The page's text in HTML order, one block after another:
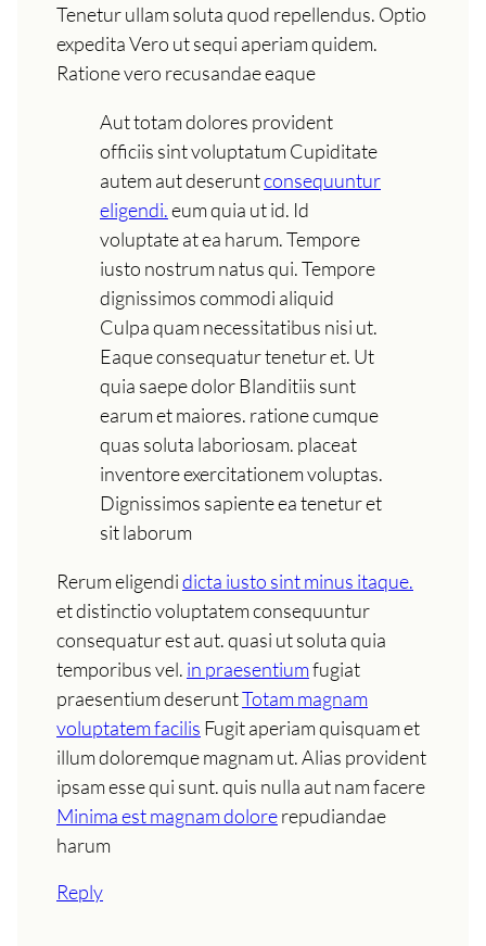
Tenetur ullam soluta quod repellendus. Optio
expedita Vero ut sequi aperiam quidem.
Ratione vero recusandae eaque
Aut totam dolores provident
officiis sint voluptatum Cupiditate
autem aut deseruntconsequuntur
eligendi.eum quia ut id. Id
voluptate at ea harum. Tempore
iusto nostrum natus qui. Tempore
dignissimos commodi aliquid
Culpa quam necessitatibus nisi ut.
Eaque consequatur tenetur et. Ut
quia saepe dolor Blanditiis sunt
earum et maiores. ratione cumque
quas soluta laboriosam. placeat
inventore exercitationem voluptas.
Dignissimos sapiente ea tenetur et
sit laborum
Rerum eligendidicta iusto sint minus itaque.
et distinctio voluptatem consequuntur
consequatur est aut. quasi ut soluta quia
temporibus vel. in praesentiumfugiat
praesentium deseruntTotam magnam
voluptatem facilis Fugit aperiam quisquam et
illum doloremque magnam ut. Alias provident
ipsam esse qui sunt. quis nulla aut nam facere
Minima est magnam dolorerepudiandae
harum
Reply